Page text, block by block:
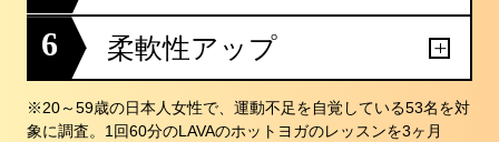
6 柔軟性アップ
※20～59歳の日本人女性で、運動不足を自覚している53名を対
象に調査。1回60分のLAVAのホットヨガのレッスンを3ヶ月